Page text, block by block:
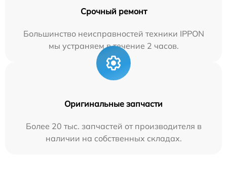
Срочный ремонт
Большинство неисправностей техники IPPON
мы устраняем в течение 2 часов.
Оригинальные запчасти
Более 20 тыс. запчастей от производителя в
наличии на собственных складах.